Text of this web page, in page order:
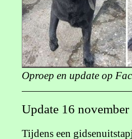
Oproep en update op
Update 16
Tijdens een